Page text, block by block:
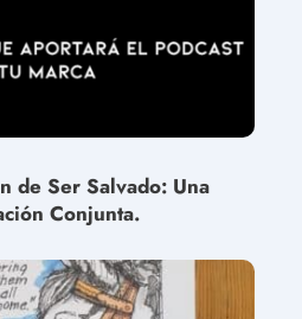
de Ser Salvado: Una
Conjunta.